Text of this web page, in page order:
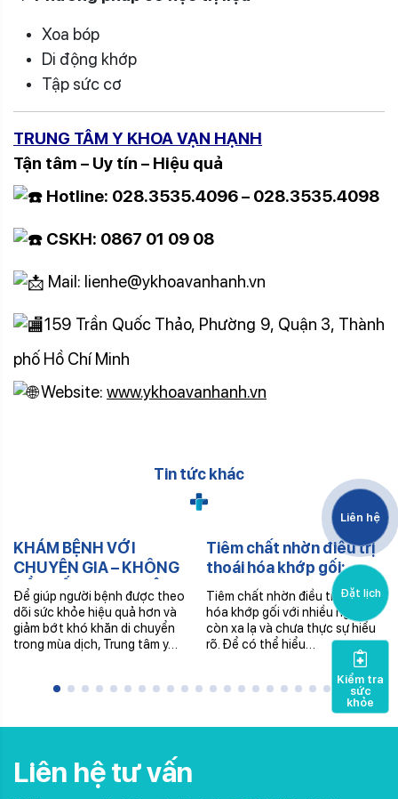
Xoa bóp
Di động khớp
Tập sức cơ
TRUNG TÂM Y KHOA VẠN HẠNH
Tận tâm – Uy tín – Hiệu quả
Hotline: 028.3535.4096 – 028.3535.4098
CSKH: 0867 01 09 08
Mail: lienhe@ykhoavanhanh.vn
159 Trần Quốc Thảo, Phường 9, Quận 3, Thành
phố Hồ Chí Minh
Website: www.ykhoavanhanh.vn
Tin tức khác
KHÁM BỆNH VỚI
CHUYÊN GIA – KHÔNG
CẦN ĐẾN TRUNG TÂM –
NHẬN THUỐC TRONG
NGÀY
Để giúp người bệnh được theo
dõi sức khỏe hiệu quả hơn và
giảm bớt khó khăn di chuyển
trong mùa dịch, Trung tâm y…
Tiêm chất nhờn điều trị
thoái hóa khớp gối:
Thông tin từ A – Z
Tiêm chất nhờn điều trị thoái
hóa khớp gối với nhiều người
còn xa lạ và chưa thực sự hiểu
rõ. Để có thể hiểu…
Liên hệ tư vấn
Liên hệ
Đặt lịch
Kiểm tra
sức
khỏe